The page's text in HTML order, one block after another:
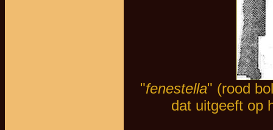
"fenestella" (rood
dat uitgeeft op